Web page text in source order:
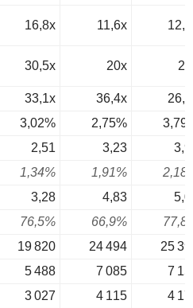
16,8x 11,6x
30,5x 20x
33,1x 36,4x
3,02% 2,75%
2,51 3,23
1,34% 1,91%
3,28 4,83
76,5% 66,9%
19 820 24 494
25
5 488 7 085
7
3 027 4 115
4